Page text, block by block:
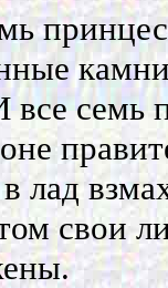
все семь
лад
свои